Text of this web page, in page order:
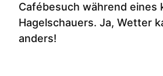
Cafébesuch während eines
Hagelschauers. Ja, Wetter
anders!